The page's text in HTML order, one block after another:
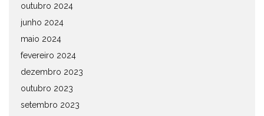
outubro 2024
junho 2024
maio 2024
fevereiro 2024
dezembro 2023
outubro 2023
setembro 2023